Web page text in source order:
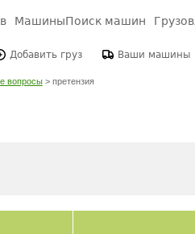
МашиныПоиск машин
Добавить груз Ваши машины
вопросы> претензия